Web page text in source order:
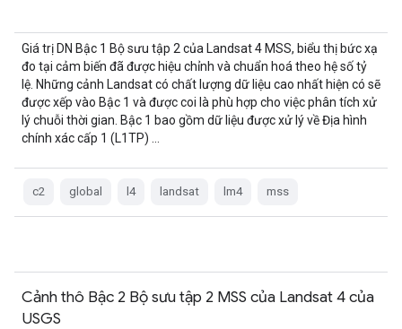
Giá trị DN Bậc 1 Bộ sưu tập 2 của Landsat 4 MSS, biểu thị bức xạ
đo tại cảm biến đã được hiệu chỉnh và chuẩn hoá theo hệ số tỷ
lệ. Những cảnh Landsat có chất lượng dữ liệu cao nhất hiện có sẽ
được xếp vào Bậc 1 và được coi là phù hợp cho việc phân tích xử
lý chuỗi thời gian. Bậc 1 bao gồm dữ liệu được xử lý về Địa hình
chính xác cấp 1 (L1TP) …
c2 global l4 landsat lm4 mss
Cảnh thô Bậc 2 Bộ sưu tập 2 MSS của Landsat 4 của
USGS